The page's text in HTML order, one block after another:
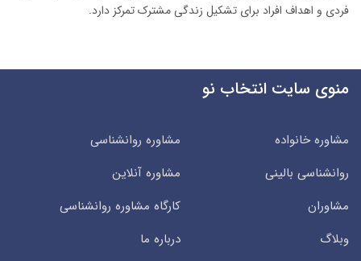
فردی و اهداف افراد برای تشکیل زندگی مشترک تمرکز دارد.
منوی سایت انتخاب نو
مشاوره خانواده
مشاوره روانشناسی
روانشناسی بالینی
مشاوره آنلاین
مشاوران
کارگاه مشاوره روانشناسی
وبلاگ
درباره ما